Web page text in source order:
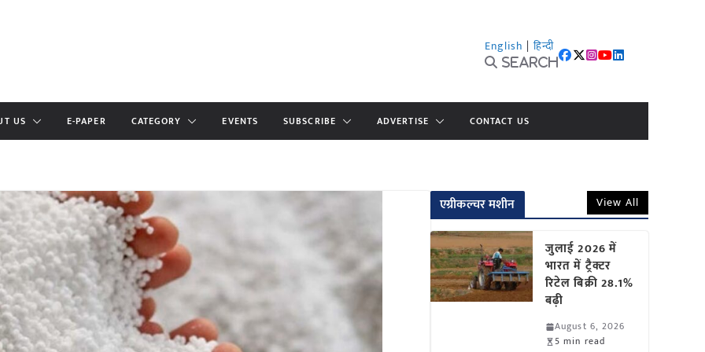
English | हिन्दी
Search
US E-PAPER CATEGORY EVENTS SUBSCRIBE ADVERTISE CONTACT US
एग्रीकल्चर मशीन View All
जुलाई 2026 में
भारत में ट्रैक्टर
रिटेल बिक्री 28.1%
बढ़ी
August 6, 2026
5 min read